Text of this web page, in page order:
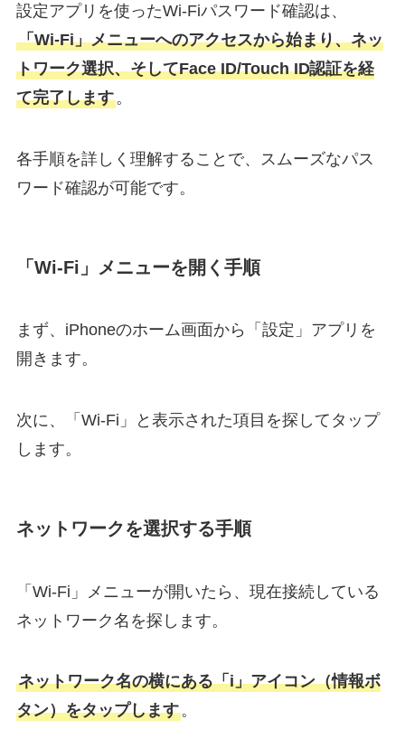
設定アプリを使ったWi-Fiパスワード確認は、
「Wi-Fi」メニューへのアクセスから始まり、ネッ
トワーク選択、そしてFace ID/Touch ID認証を経
て完了します。
各手順を詳しく理解することで、スムーズなパス
ワード確認が可能です。
「Wi-Fi」メニューを開く手順
まず、iPhoneのホーム画面から「設定」アプリを
開きます。
次に、「Wi-Fi」と表示された項目を探してタップ
します。
ネットワークを選択する手順
「Wi-Fi」メニューが開いたら、現在接続している
ネットワーク名を探します。
ネットワーク名の横にある「i」アイコン（情報ボ
タン）をタップします。